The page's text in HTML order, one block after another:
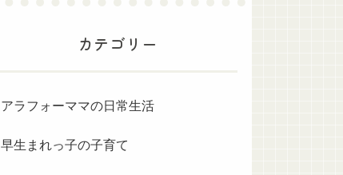
カテゴリー
アラフォーママの日常生活
早生まれっ子の子育て